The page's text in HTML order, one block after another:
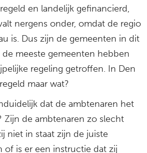
en landelijk gefinancierd,
nergens onder, omdat de regio
is. Dus zijn de gemeenten in dit
meeste gemeenten hebben
regeling getroffen. In Den
maar wat?
dat de ambtenaren het
Zijn de ambtenaren zo slecht
niet in staat zijn de juiste
of is er een instructie dat zij